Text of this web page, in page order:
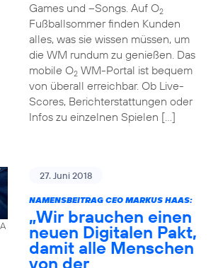
Games und –Songs. Auf O2
Fußballsommer finden Kunden
alles, was sie wissen müssen, um
die WM rundum zu genießen. Das
mobile O2WM-Portal ist bequem
von überall erreichbar. Ob Live-
Scores, Berichterstattungen oder
Infos zu einzelnen Spielen […]
27. Juni 2018
NAMENSBEITRAG CEO MARKUS HAAS:
„Wir brauchen einen
neuen Digitalen Pakt,
damit alle Menschen
von der